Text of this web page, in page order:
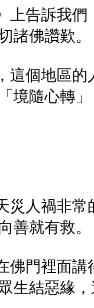
上告訴我
諸佛讚歎。
這個地區
境隨心轉
災人禍非
善就有救。
佛門裡面
生結惡緣